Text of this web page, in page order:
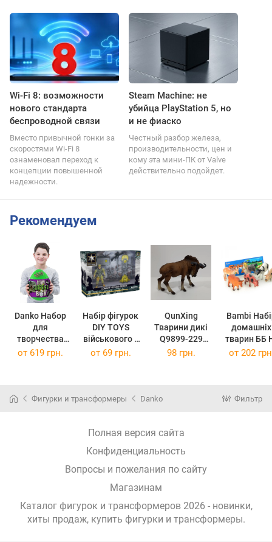
Wi-Fi 8: возможности
нового стандарта
беспроводной связи
Вместо привычной гонки за
скоростями Wi-Fi 8
ознаменовал переход к
концепции повышенной
надежности.
Steam Machine: не
убийца PlayStation 5, но
и не фиаско
Честный разбор железа,
производительности, цен и
кому эта мини-ПК от Valve
действительно подойдет.
Рекомендуем
Danko Набор
для
творчества
toys Dino
Набір фігурок
DIY TOYS
військового з
обладнанням
QunXing
Тварини дикі
Q9899-229
Animal Model
(69771534297
Bambi
домашніх
тварин ББ
636 6
от 619 грн. от 69 грн. 98 грн. от 202
Фигурки и трансформеры Danko Фильтр
Полная версия сайта
Конфиденциальность
Вопросы и пожелания по сайту
Магазинам
Каталог фигурок и трансформеров 2026 - новинки,
хиты продаж, купить фигурки и трансформеры.